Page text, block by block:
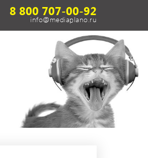
8 800 707-00-92
info@mediaplano.ru